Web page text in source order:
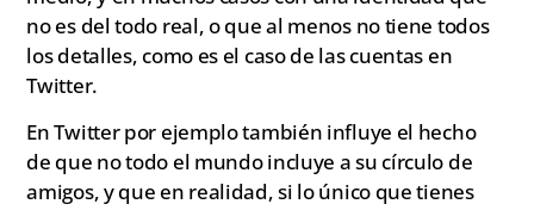
no es del todo real, o que al menos no tiene todos
los detalles, como es el caso de las cuentas en
Twitter.
En Twitter por ejemplo también influye el hecho
de que no todo el mundo incluye a su círculo de
amigos, y que en realidad, si lo único que tienes